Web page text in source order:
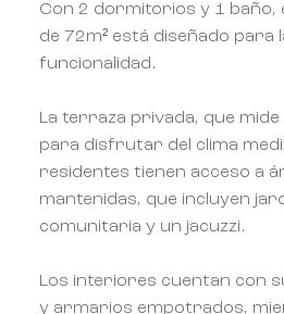
Con 2 dormitorios y 1 baño,
de 72m² está diseñado para
funcionalidad.
La terraza privada, que
para disfrutar del clima
residentes tienen acceso a
mantenidas, que incluyen
comunitaria y un jacuzzi.
Los interiores cuentan con
y armarios empotrados,